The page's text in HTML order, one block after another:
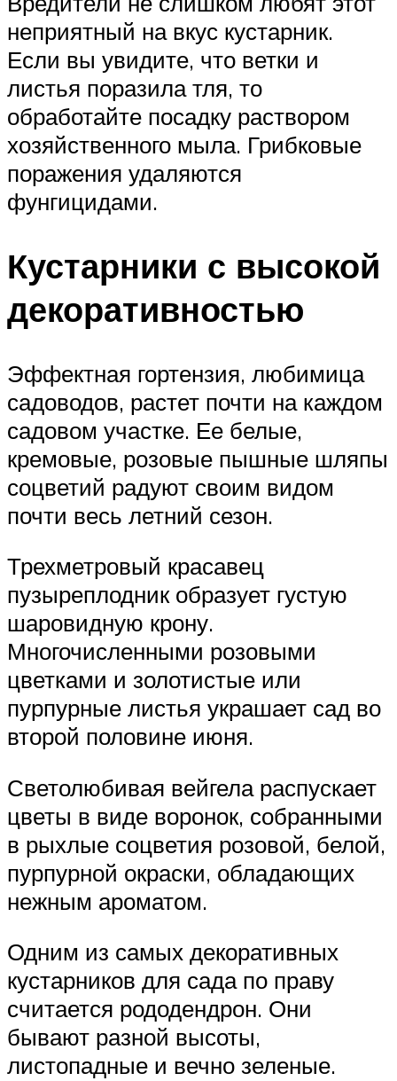
неприятный на вкус кустарник.
Если вы увидите, что ветки и
листья поразила тля, то
обработайте посадку раствором
хозяйственного мыла. Грибковые
поражения удаляются
фунгицидами.
Кустарники с высокой
декоративностью
Эффектная гортензия, любимица
садоводов, растет почти на каждом
садовом участке. Ее белые,
кремовые, розовые пышные шляпы
соцветий радуют своим видом
почти весь летний сезон.
Трехметровый красавец
пузыреплодник образует густую
шаровидную крону.
Многочисленными розовыми
цветками и золотистые или
пурпурные листья украшает сад во
второй половине июня.
Светолюбивая вейгела распускает
цветы в виде воронок, собранными
в рыхлые соцветия розовой, белой,
пурпурной окраски, обладающих
нежным ароматом.
Одним из самых декоративных
кустарников для сада по праву
считается рододендрон. Они
бывают разной высоты,
листопадные и вечно зеленые.